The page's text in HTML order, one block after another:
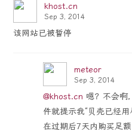
khost.cn
Sep 3, 2014
该网站已被暂停
meteor
Sep 3, 2014
@khost.cn 嗯？不会啊
件就提示我“贝壳已经
在过期后7天内购买足